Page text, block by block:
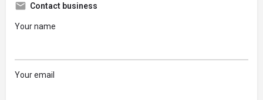
Contact business
Your name
Your email